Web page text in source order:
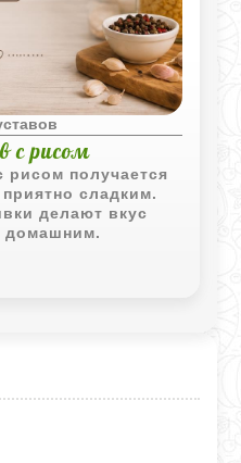
с рисом
рисом получается
сладким.
делают вкус
домашним.